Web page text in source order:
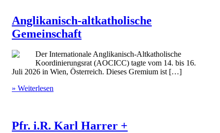
Anglikanisch-altkatholische
Gemeinschaft
Der Internationale Anglikanisch-Altkatholische
Koordinierungsrat (AOCICC) tagte vom 14. bis 16.
Juli 2026 in Wien, Österreich. Dieses Gremium ist […]
» Weiterlesen
Pfr. i.R. Karl Harrer +